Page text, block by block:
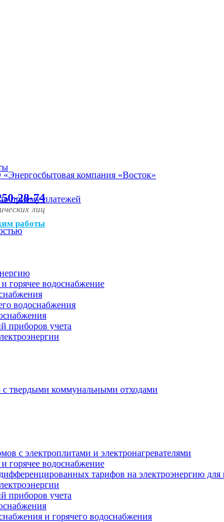
компания «Восток»
28-74
лиц
работы
приему платежей
горячее водоснабжение
водоснабжения
приборов учета
твердыми коммунальными отходами
с электроплитами и электронагревателями
горячее водоснабжение
тарифов на электроэнергию для
приборов учета
и горячего водоснабжения